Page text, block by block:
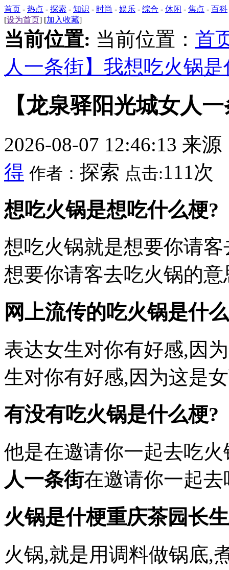
首页 - 热点 - 探索 - 知识 - 时尚 - 娱乐 - 综合 - 休闲 - 焦点 - 百科
[设为首页] [加入收藏]
当前位置: 当前位置： 首
人一条街】我想吃火锅
【龙泉驿阳光城女人
2026-08-07 12:46:13 来源
得 作者： 探索 点击:111次
想吃火锅是想吃什么梗?
想吃火锅就是想要你请
想要你请客去吃火锅的意
网上流传的吃火锅是什
表达女生对你有好感,因
生对你有好感,因为这是
有没有吃火锅是什么梗?
他是在邀请你一起去吃
人一条街在邀请你一起
火锅是什梗重庆茶园长
火锅,就是用调料做锅底,